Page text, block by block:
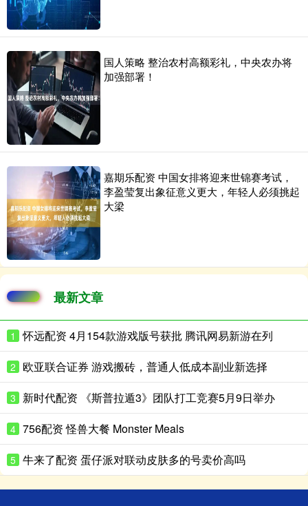
国人策略 整治农村高额彩礼，中央农办将
加强部署！
嘉期乐配资 中国女排将迎来世锦赛考试，
李盈莹复出象征意义更大，年轻人必须挑起
大梁
最新文章
1 怀远配资 4月154款游戏版号获批 腾讯网易新游在列
2 欧亚联合证券 游戏搬砖，普通人低成本副业新选择
3 新时代配资 《斯普拉遁3》团队打工竞赛5月9日举办
4 756配资 怪兽大餐 Monster Meals
5 牛来了配资 蛋仔派对联动皮肤多的号卖价高吗